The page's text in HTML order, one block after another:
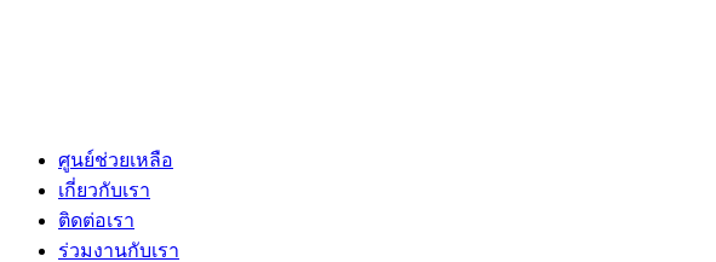
ศูนย์ช่วยเหลือ
เกี่ยวกับเรา
ติดต่อเรา
ร่วมงานกับเรา